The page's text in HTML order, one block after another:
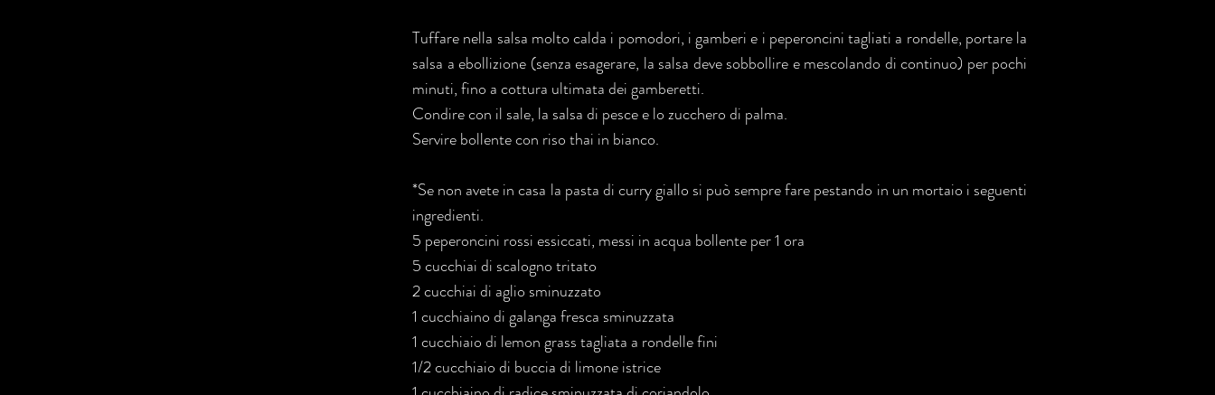
Tuffare nella salsa molto calda i pomodori, i gamberi e i peperoncini tagliati a rondelle, portare la
salsa a ebollizione (senza esagerare, la salsa deve sobbollire e mescolando di continuo) per pochi
minuti, fino a cottura ultimata dei gamberetti.
Condire con il sale, la salsa di pesce e lo zucchero di palma.
Servire bollente con riso thai in bianco.
*Se non avete in casa la pasta di curry giallo si può sempre fare pestando in un mortaio i seguenti
ingredienti.
5 peperoncini rossi essiccati, messi in acqua bollente per 1 ora
5 cucchiai di scalogno tritato
2 cucchiai di aglio sminuzzato
1 cucchiaino di galanga fresca sminuzzata
1 cucchiaio di lemon grass tagliata a rondelle fini
1/2 cucchiaio di buccia di limone istrice